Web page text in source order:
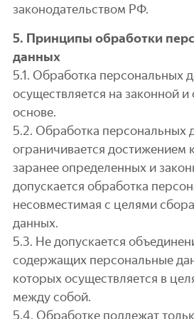
законодательством РФ.
5. Принципы обработки
данных
5.1. Обработка персональных
осуществляется на законной
основе.
5.2. Обработка персональных
ограничивается достижением
заранее определенных и
допускается обработка
несовместимая с целями
данных.
5.3. Не допускается
содержащих персональные
которых осуществляется в
между собой.
5.4. Обработке подлежат